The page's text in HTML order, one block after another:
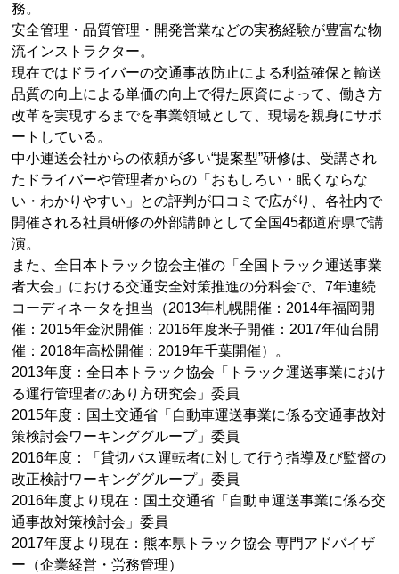
務。
安全管理・品質管理・開発営業などの実務経験が豊富な物
流インストラクター。
現在ではドライバーの交通事故防止による利益確保と輸送
品質の向上による単価の向上で得た原資によって、働き方
改革を実現するまでを事業領域として、現場を親身にサポ
ートしている。
中小運送会社からの依頼が多い“提案型”研修は、受講され
たドライバーや管理者からの「おもしろい・眠くならな
い・わかりやすい」との評判が口コミで広がり、各社内で
開催される社員研修の外部講師として全国45都道府県で講
演。
また、全日本トラック協会主催の「全国トラック運送事業
者大会」における交通安全対策推進の分科会で、7年連続
コーディネータを担当（2013年札幌開催：2014年福岡開
催：2015年金沢開催：2016年度米子開催：2017年仙台開
催：2018年高松開催：2019年千葉開催）。
2013年度：全日本トラック協会「トラック運送事業におけ
る運行管理者のあり方研究会」委員
2015年度：国土交通省「自動車運送事業に係る交通事故対
策検討会ワーキンググループ」委員
2016年度：「貸切バス運転者に対して行う指導及び監督の
改正検討ワーキンググループ」委員
2016年度より現在：国土交通省「自動車運送事業に係る交
通事故対策検討会」委員
2017年度より現在：熊本県トラック協会 専門アドバイザ
ー（企業経営・労務管理）